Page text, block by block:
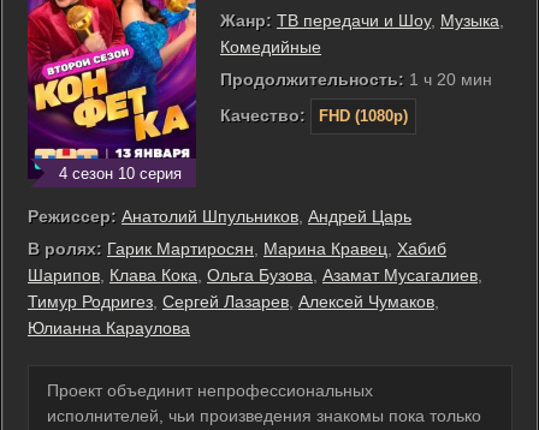
4 сезон 10 серия
Жанр: ТВ передачи и Шоу, Музыка
Комедийные
Продолжительность: 1 ч 20 мин
Качество:
FHD (1080p)
Режиссер: Анатолий Шпульников Андрей Царь
В ролях: Гарик Мартиросян Марина Кравец
Хабиб
Шарипов Клава Кока Ольга Бузова Азамат Мусагалиев
Тимур Родригез Сергей Лазарев Алексей Чумаков
Юлианна Караулова
Проект объединит непрофессиональных
исполнителей, чьи произведения знакомы пока только